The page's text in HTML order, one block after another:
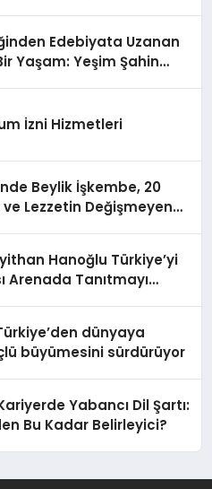
Edebiyata Uzanan
Yaşam: Yeşim Şahin
İzni Hizmetleri
Beylik İşkembe, 20
ve Lezzetin Değişmeyen
Hanoğlu Türkiye’yi
Arenada Tanıtmayı
dünyaya
büyümesini sürdürüyor
Yabancı Dil Şartı:
Bu Kadar Belirleyici?